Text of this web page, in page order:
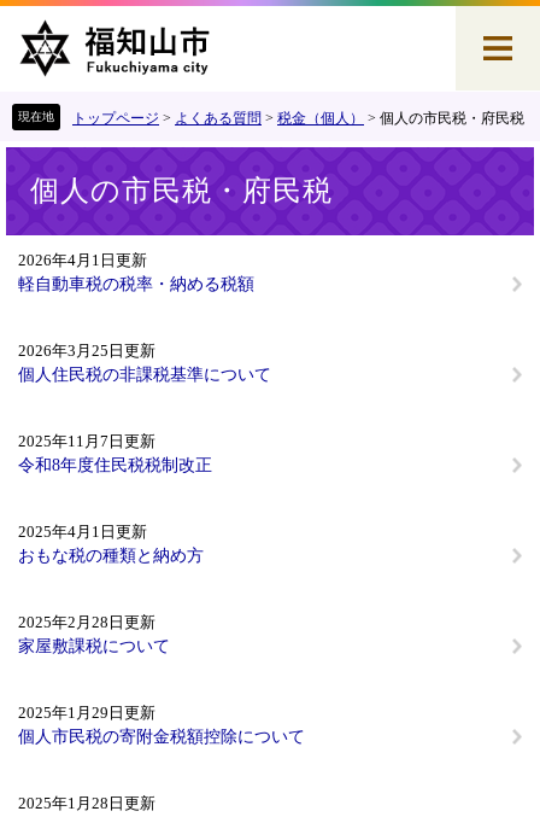
本
トップページ > よくある質問 > 税金（個人） > 個人の市民税・府民税
個人の市民税・府民税
2026年4月1日更新
軽自動車税の税率・納める税額
2026年3月25日更新
個人住民税の非課税基準について
2025年11月7日更新
令和8年度住民税税制改正
2025年4月1日更新
おもな税の種類と納め方
2025年2月28日更新
家屋敷課税について
2025年1月29日更新
個人市民税の寄附金税額控除について
2025年1月28日更新